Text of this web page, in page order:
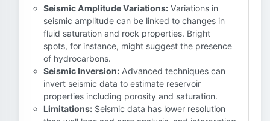
Seismic Amplitude Variations: Variations in
seismic amplitude can be linked to changes in
fluid saturation and rock properties. Bright
spots, for instance, might suggest the presence
of hydrocarbons.
Seismic Inversion: Advanced techniques can
invert seismic data to estimate reservoir
properties including porosity and saturation.
Limitations: Seismic data has lower resolution